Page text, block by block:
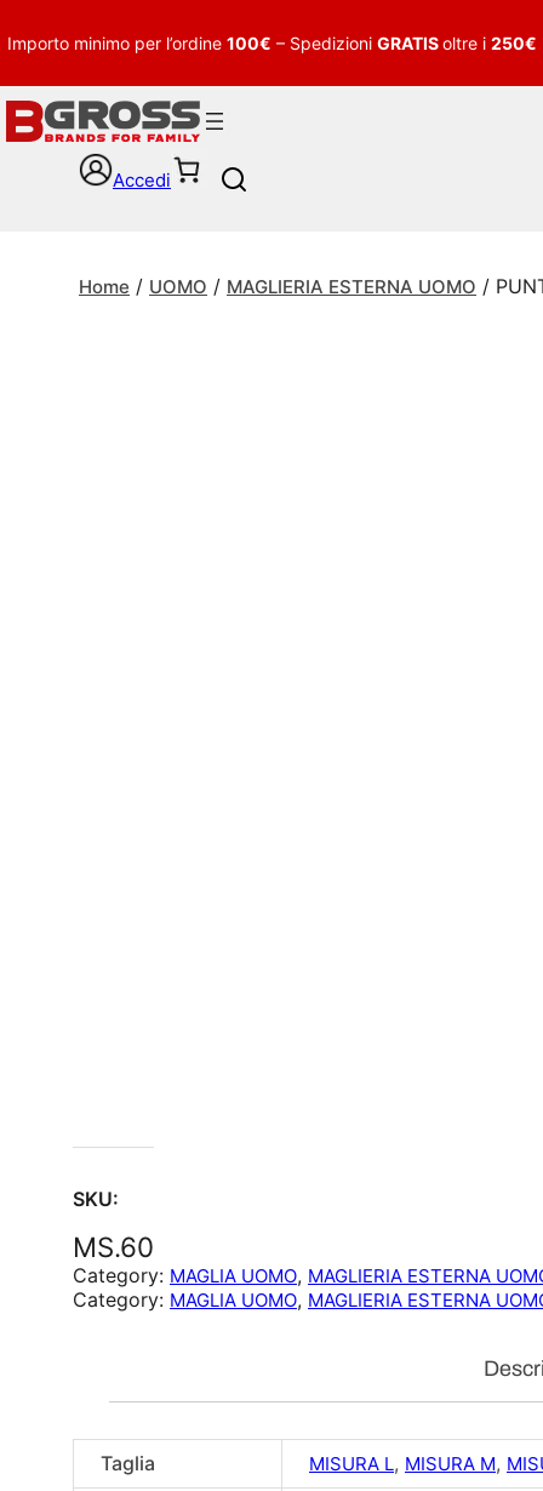
Importo minimo per l’ordine 100€ – Spedizioni GRATISoltre i 250€
Accedi
c
Home / UOMO / MAGLIERIA ESTERNA UOMO /
SKU:
MS.60
Category: MAGLIA UOMO, MAGLIERIA ESTERNA
Category: MAGLIA UOMO, MAGLIERIA ESTERNA
Taglia MISURA L, MISURA M,